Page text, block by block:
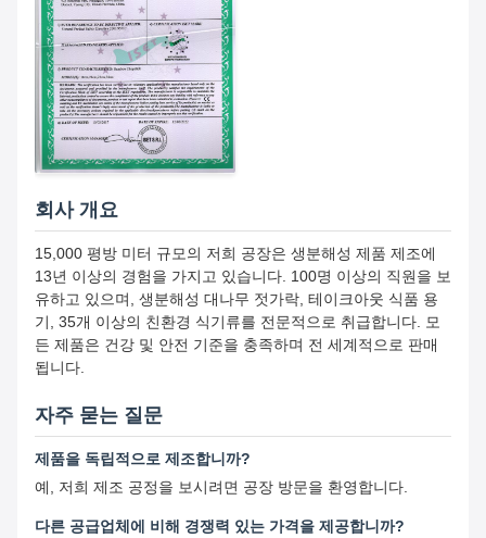
회사 개요
15,000 평방 미터 규모의 저희 공장은 생분해성 제품 제조에
13년 이상의 경험을 가지고 있습니다. 100명 이상의 직원을 보
유하고 있으며, 생분해성 대나무 젓가락, 테이크아웃 식품 용
기, 35개 이상의 친환경 식기류를 전문적으로 취급합니다. 모
든 제품은 건강 및 안전 기준을 충족하며 전 세계적으로 판매
됩니다.
자주 묻는 질문
제품을 독립적으로 제조합니까?
예, 저희 제조 공정을 보시려면 공장 방문을 환영합니다.
다른 공급업체에 비해 경쟁력 있는 가격을 제공합니까?